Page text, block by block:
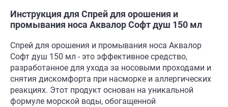
Инструкция для Спрей для орошения и
промывания носа Аквалор Софт душ 150 мл
Спрей для орошения и промывания носа Аквалор
Софт душ 150 мл - это эффективное средство,
разработанное для ухода за носовыми проходами и
снятия дискомфорта при насморке и аллергических
реакциях. Этот продукт основан на уникальной
формуле морской воды, обогащенной